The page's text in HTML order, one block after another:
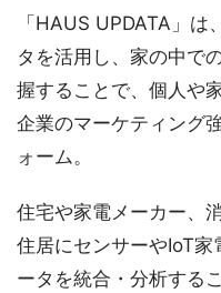
「HAUS UPDATA」
タを活用し、家の中で
握することで、個人や
企業のマーケティング
ォーム。
住宅や家電メーカー、
住居にセンサーやIoT
ータを統合・分析する